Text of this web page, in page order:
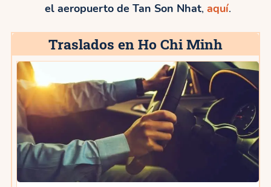
el aeropuerto de Tan Son Nhat, aquí.
Traslados en Ho Chi Minh